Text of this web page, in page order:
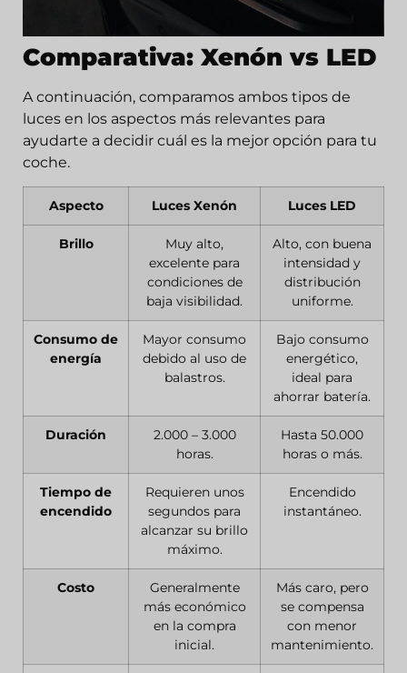
Comparativa: Xenón vs LED
A continuación, comparamos ambos tipos de
luces en los aspectos más relevantes para
ayudarte a decidir cuál es la mejor opción para tu
coche.
Aspecto Luces Xenón Luces LED
Brillo
Muy alto,
excelente para
condiciones de
baja visibilidad.
Alto, con buena
intensidad y
distribución
uniforme.
Consumo de
energía
Mayor consumo
debido al uso de
balastros.
Bajo consumo
energético,
ideal para
ahorrar batería.
Duración
2.000 – 3.000
horas.
Hasta 50.000
horas o más.
Tiempo de
encendido
Requieren unos
segundos para
alcanzar su brillo
máximo.
Encendido
instantáneo.
Costo
Generalmente
más económico
en la compra
inicial.
Más caro, pero
se compensa
con menor
mantenimiento.